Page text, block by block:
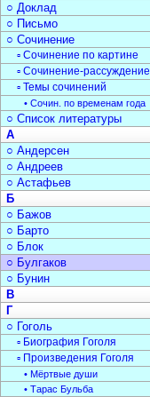
○ Доклад
○ Письмо
○ Сочинение
▫ Сочинение по картине
▫ Сочинение-рассуждение
▫ Темы сочинений
• Сочин. по временам года
○ Список литературы
А
○ Андерсен
○ Андреев
○ Астафьев
Б
○ Бажов
○ Барто
○ Блок
○ Булгаков
○ Бунин
В
Г
○ Гоголь
▫ Биография Гоголя
▫ Произведения Гоголя
• Мёртвые души
• Тарас Бульба